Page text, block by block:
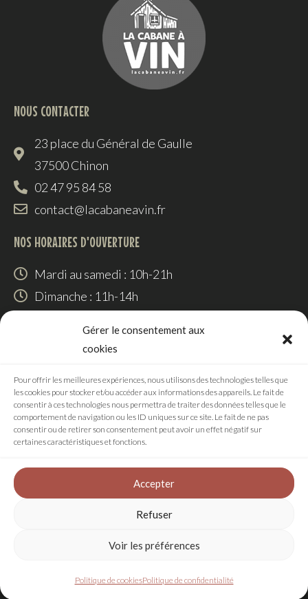
Gérer le consentement aux
cookies
Pour offrir les meilleures expériences, nous utilisons des technologies telles que
les cookies pour stocker et/ou accéder aux informations des appareils. Le fait de
consentir à ces technologies nous permettra de traiter des données telles que le
comportement de navigation ou les ID uniques sur ce site. Le fait de ne pas
consentir ou de retirer son consentement peut avoir un effet négatif sur
certaines caractéristiques et fonctions.
Accepter
Refuser
Voir les préférences
Politique de cookiesPolitique de confidentialité
NOUS CONTACTER
23 place du Général de Gaulle
37500 Chinon
02 47 95 84 58
contact@lacabaneavin.fr
NOS HORAIRES D'OUVERTURE
Mardi au samedi : 10h-21h
Dimanche : 11h-14h
RÉALISATION
Agence digitale